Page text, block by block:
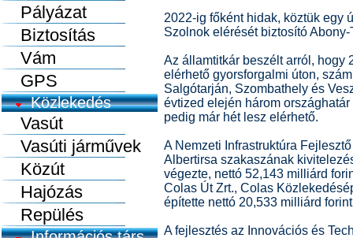
Pályázat
Biztosítás
Vám
GPS
Közlekedés
Vasút
Vasúti járművek
Közút
Hajózás
Repülés
2022-ig főként hidak, köztük egy
Szolnok elérését biztosító
Az államtitkár beszélt arról, hogy
elérhető gyorsforgalmi úton,
Salgótarján, Szombathely és
évtized elején három
pedig már hét lesz elérhető.
A Nemzeti Infrastruktúra
Albertirsa szakaszának
végezte, nettó 52,143 milliárd
Colas Út Zrt., Colas
építette nettó 20,533 milliárd
A fejlesztés az Innovációs és